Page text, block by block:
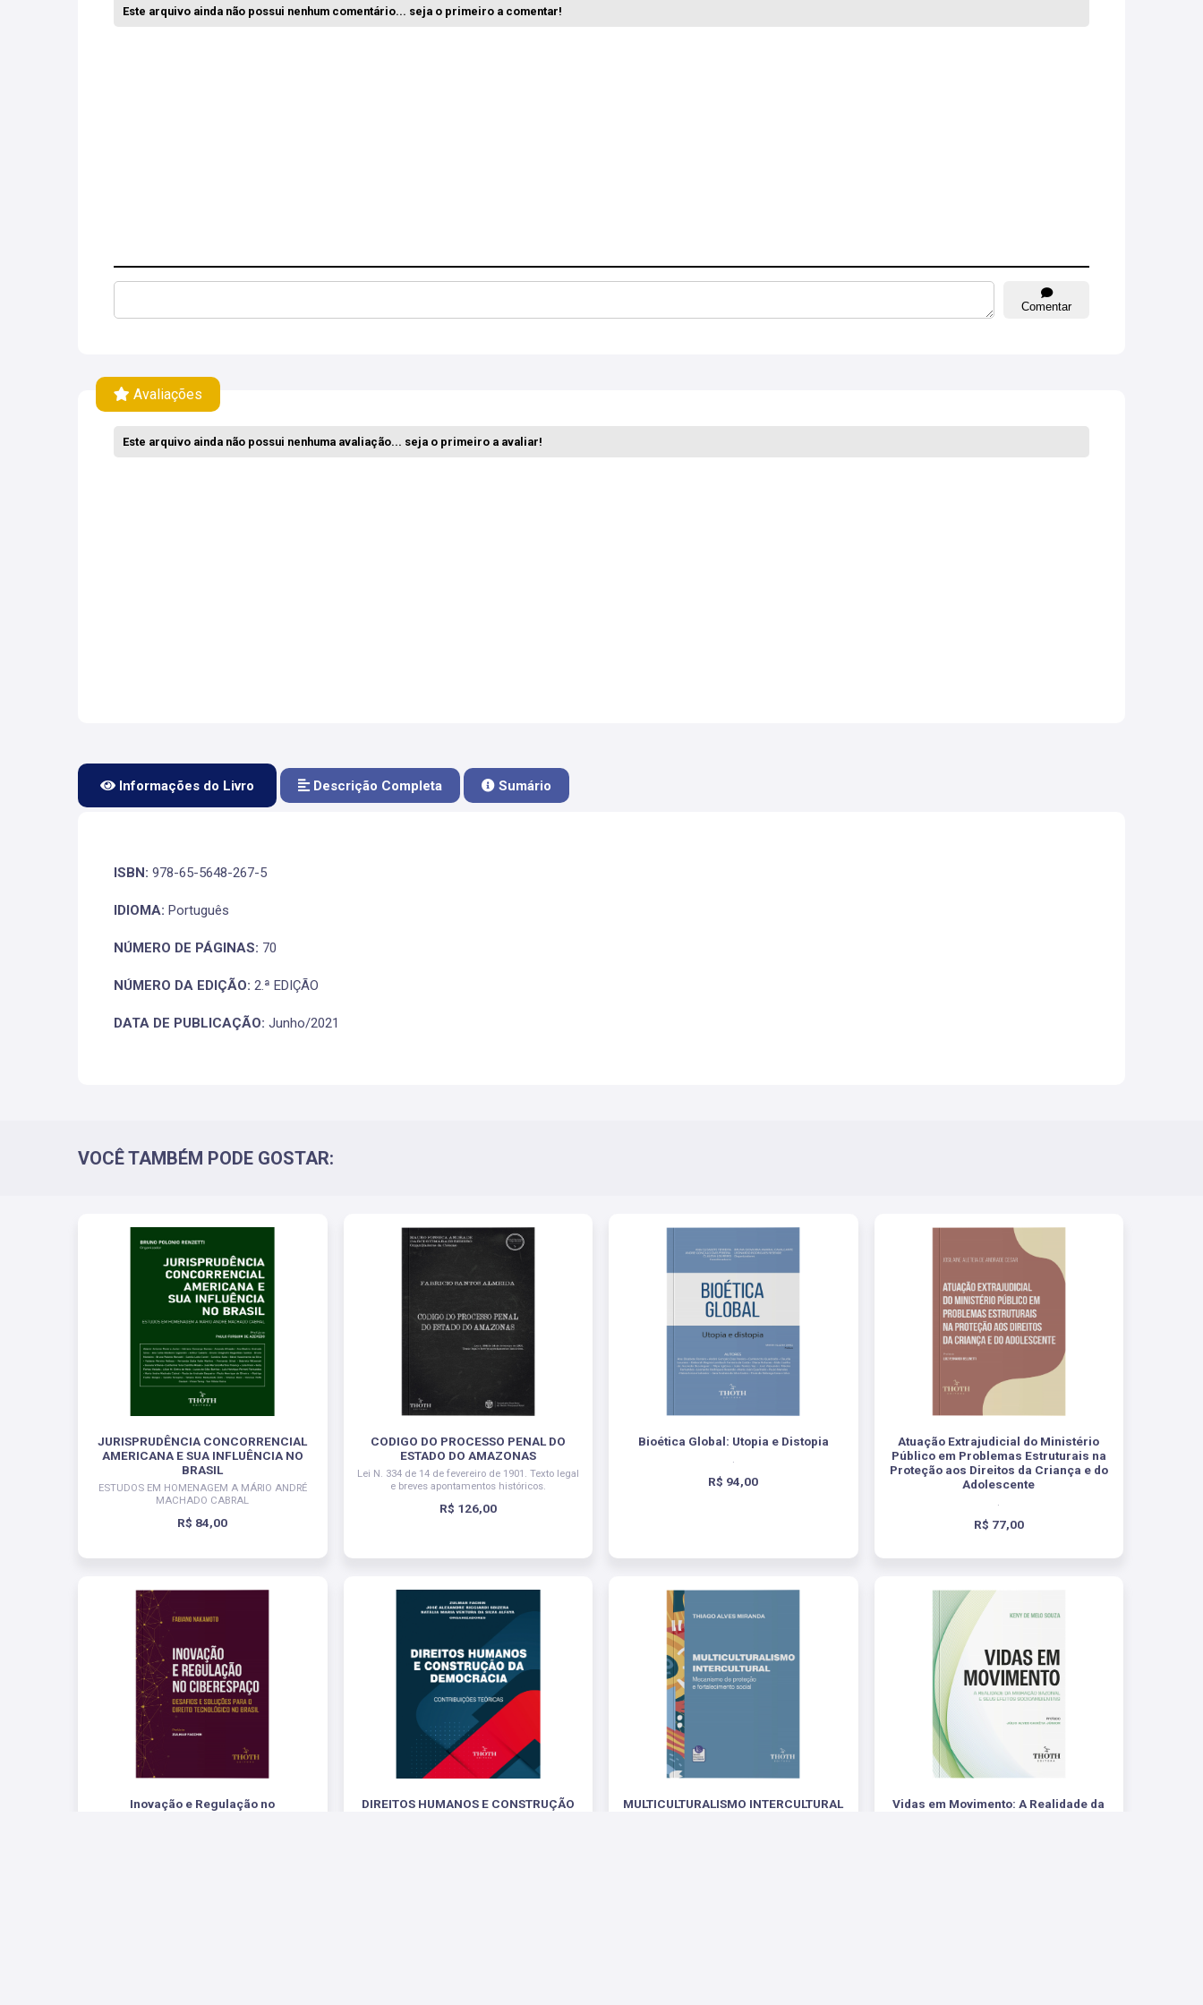
Este arquivo ainda não possui nenhum comentário... seja o primeiro a comentar!
Comentar
Avaliações
Este arquivo ainda não possui nenhuma avaliação... seja o primeiro a avaliar!
Informações do Livro Descrição Completa Sumário
ISBN: 978-65-5648-267-5
IDIOMA: Português
NÚMERO DE PÁGINAS: 70
NÚMERO DA EDIÇÃO: 2.ª EDIÇÃO
DATA DE PUBLICAÇÃO: Junho/2021
VOCÊ TAMBÉM PODE GOSTAR:
JURISPRUDÊNCIA CONCORRENCIAL
AMERICANA E SUA INFLUÊNCIA NO
BRASIL
ESTUDOS EM HOMENAGEM A MÁRIO ANDRÉ
MACHADO CABRAL
R$ 84,00
CODIGO DO PROCESSO PENAL DO
ESTADO DO AMAZONAS
Lei N. 334 de 14 de fevereiro de 1901. Texto legal
e breves apontamentos históricos.
R$ 126,00
Bioética Global: Utopia e Distopia
.
R$ 94,00
Atuação Extrajudicial do Ministério
Público em Problemas Estruturais na
Proteção aos Direitos da Criança e do
Adolescente
.
R$ 77,00
Inovação e Regulação no
DIREITOS HUMANOS E CONSTRUÇÃO
MULTICULTURALISMO INTERCULTURAL
Vidas em Movimento: A Realidade da